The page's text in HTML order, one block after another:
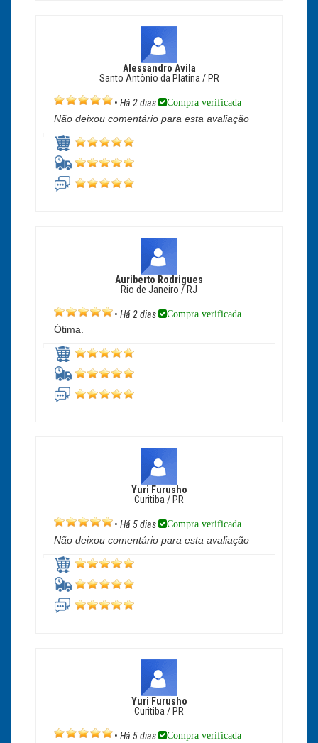
Alessandro Avila
Santo Antônio da Platina / PR
• Há 2 dias Compra verificada
Não deixou comentário para esta avaliação
Auriberto Rodrigues
Rio de Janeiro / RJ
• Há 2 dias Compra verificada
Ótima.
Yuri Furusho
Curitiba / PR
• Há 5 dias Compra verificada
Não deixou comentário para esta avaliação
Yuri Furusho
Curitiba / PR
• Há 5 dias Compra verificada